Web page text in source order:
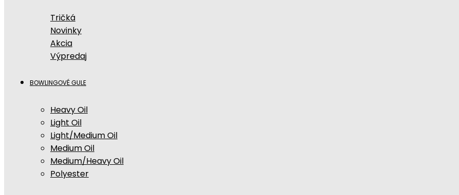
Tričká
Novinky
Akcia
Výpredaj
BOWLINGOVÉ GULE
Heavy Oil
Light Oil
Light/Medium Oil
Medium Oil
Medium/Heavy Oil
Polyester